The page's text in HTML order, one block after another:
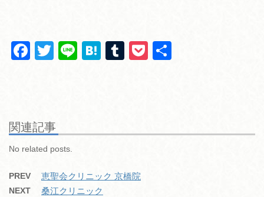
F
b
o
k
T
Li
H
T
P
関連記事
No related posts.
PREV 恵聖会クリニック 京橋院
NEXT 桑江クリニック